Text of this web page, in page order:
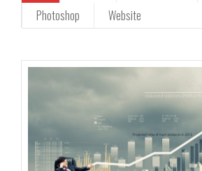
Photoshop
Website